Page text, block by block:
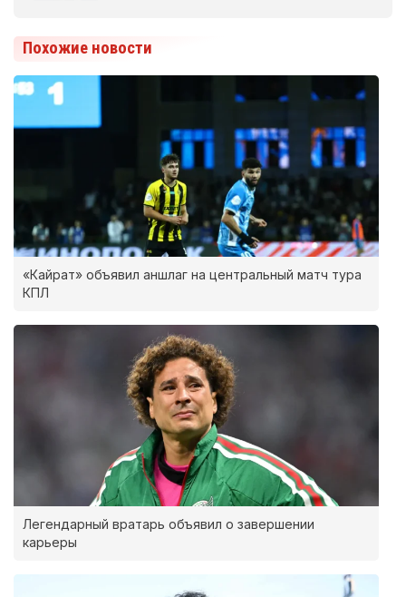
Похожие новости
«Кайрат» объявил аншлаг на центральный матч тура
КПЛ
Легендарный вратарь объявил о завершении
карьеры